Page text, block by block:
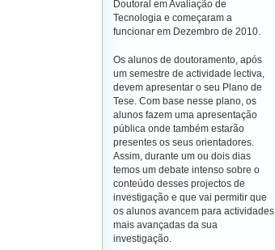
Doutoral em Avaliação de
Tecnologia e começaram a
funcionar em Dezembro de 2010.
Os alunos de doutoramento, após
um semestre de actividade lectiva,
devem apresentar o seu Plano de
Tese. Com base nesse plano, os
alunos fazem uma apresentação
pública onde também estarão
presentes os seus orientadores.
Assim, durante um ou dois dias
temos um debate intenso sobre o
conteúdo desses projectos de
investigação e que vai permitir que
os alunos avancem para actividades
mais avançadas da sua
investigação.